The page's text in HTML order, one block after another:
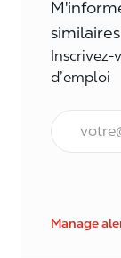
similaires
Inscrivez-
d’emploi
Courriel*
Manage